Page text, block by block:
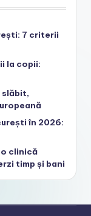
7 criterii
la copii:
slăbit,
în 2026:
o clinică
timp și bani